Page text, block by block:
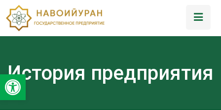
Открыть панель инструментов
История предприятия